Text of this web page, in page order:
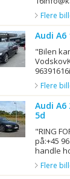
Flere
Audi A6
"Bilen
Flere
Audi A6
5d
"RING
på:+45
handle
Flere